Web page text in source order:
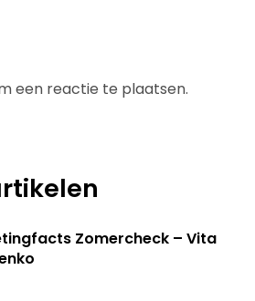
een reactie te plaatsen.
Zomercheck – Vita